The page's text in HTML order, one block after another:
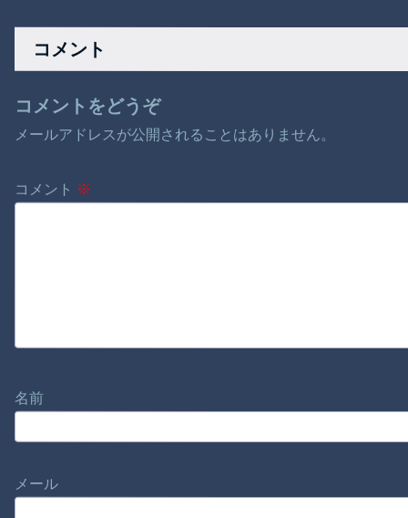
る！下着モデルが
「奥イイッ…！」と
絶叫しながら連続絶
頂、エロ尻突き出し
抜群どエロSEX！！
ラグジュTV 1880｜
ラグジュTV
がUEFA側は
コメント
コメントをどうぞ
メールアドレスが公開されることはありません。
コメント ※
名前
メール